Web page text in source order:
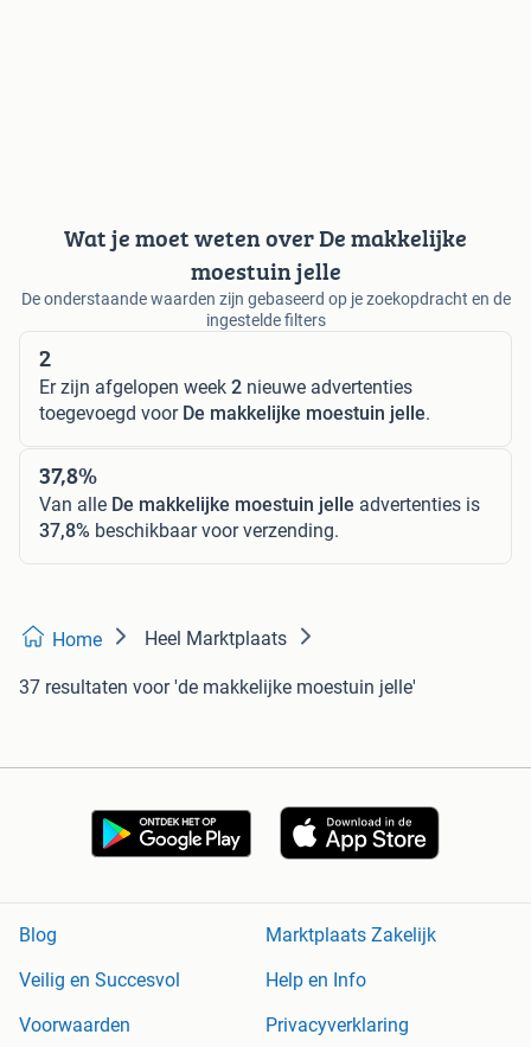
Wat je moet weten over De makkelijke
moestuin jelle
De onderstaande waarden zijn gebaseerd op je zoekopdracht en de
ingestelde filters
2
Er zijn afgelopen week 2 nieuwe advertenties
toegevoegd voor De makkelijke moestuin jelle.
37,8%
Van alle De makkelijke moestuin jelle advertenties is
37,8% beschikbaar voor verzending.
Home Heel Marktplaats
37 resultaten voor 'de makkelijke moestuin jelle'
Blog
Marktplaats Zakelijk
Veilig en Succesvol
Help en Info
Voorwaarden
Privacyverklaring